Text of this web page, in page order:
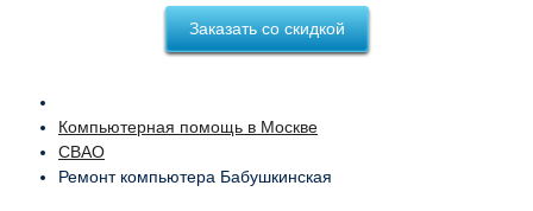
Заказать со скидкой
Компьютерная помощь в Москве
СВАО
Ремонт компьютера Бабушкинская